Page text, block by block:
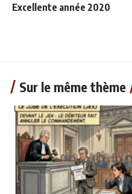
Excellente année 2020
Sur le même thème